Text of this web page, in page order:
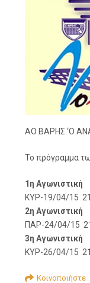
ΑΟ ΒΑΡΗΣ ‘Ο
Το πρόγραμμα
1η Αγωνιστική
ΚΥΡ-19/04/15
2η Αγωνιστική
ΠΑΡ-24/04/15
3η Αγωνιστική
ΚΥΡ-26/04/15
Κοινοποιήστε